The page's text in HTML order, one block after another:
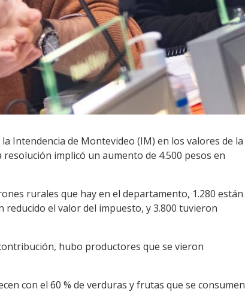
Intendencia de Montevideo (IM) en los valores de la
implicó un aumento de 4.500 pesos en
rurales que hay en el departamento, 1.280 están
el valor del impuesto, y 3.800 tuvieron
hubo productores que se vieron
con el 60 % de verduras y frutas que se consumen